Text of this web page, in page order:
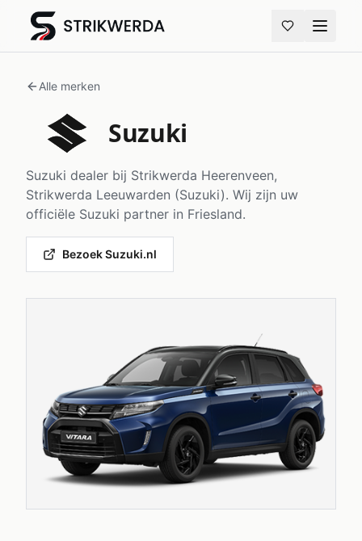
Alle merken
Suzuki
Suzuki dealer bij Strikwerda Heerenveen,
Strikwerda Leeuwarden (Suzuki). Wij zijn uw
officiële Suzuki partner in Friesland.
BezoekSuzuki.nl